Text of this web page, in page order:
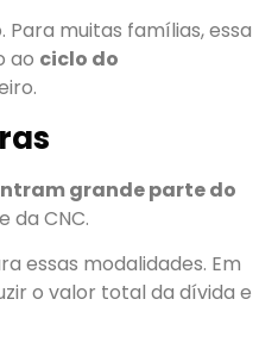
muitas famílias, essa
ao ciclo do
grande parte do
da CNC.
essas modalidades. Em
o valor total da dívida e